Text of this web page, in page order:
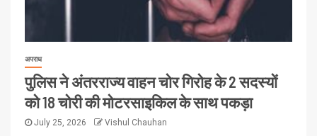
अपराध
पुलिस ने अंतरराज्य वाहन चोर गिरोह के 2 सदस्यों
को 18 चोरी की मोटरसाइकिल के साथ पकड़ा
July 25, 2026 Vishul Chauhan